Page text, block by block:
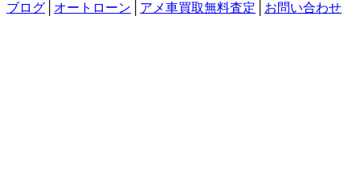
ブログ
オートローン アメ車買取無料査定 お問い合わせ